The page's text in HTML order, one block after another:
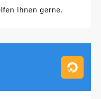
Ihnen gerne.